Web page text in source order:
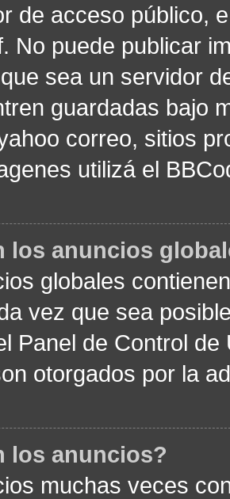
de acceso público,
No puede publicar
sea un servidor
guardadas bajo
correo, sitios
utilizá el
los anuncios
globales
vez que sea
Panel de Control
otorgados por la
los anuncios?
muchas veces